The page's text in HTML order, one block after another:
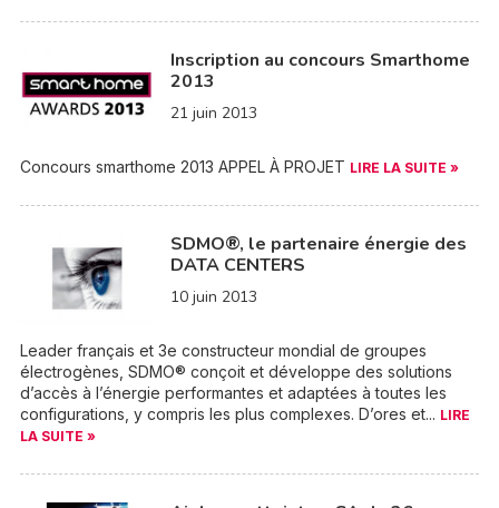
Inscription au concours Smarthome
2013
21 juin 2013
Concours smarthome 2013 APPEL À PROJET LIRE LA SUITE »
SDMO®, le partenaire énergie des
DATA CENTERS
10 juin 2013
Leader français et 3e constructeur mondial de groupes
électrogènes, SDMO® conçoit et développe des solutions
d’accès à l’énergie performantes et adaptées à toutes les
configurations, y compris les plus complexes. D’ores et... LIRE
LA SUITE »